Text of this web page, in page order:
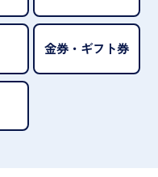
金券・ギフト券